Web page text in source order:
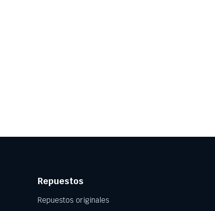
Repuestos
Repuestos originales